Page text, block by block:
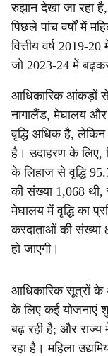
r
e
रुझान देखा जा रहा है,
पिछले पांच वर्षों में
वित्तीय वर्ष 2019-
जो 2023-24 में
आधिकारिक आंकड़ों से
नागालैंड, मेघालय और
वृद्धि अधिक है,
है। उदाहरण के लिए,
के लिहाज से वृद्धि
की संख्या 1,068 थी,
मेघालय में वृद्धि का
करदाताओं की संख्या
हो जाएगी।
आधिकारिक सूत्रों के
के लिए कई योजनाएं
बढ़ रही है; और राज्य
रहा है। महिला